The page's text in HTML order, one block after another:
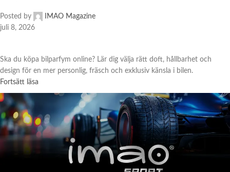
Posted by
IMAO Magazine
juli 8, 2026
Ska du köpa bilparfym online? Lär dig välja rätt doft, hållbarhet och
design för en mer personlig, fräsch och exklusiv känsla i bilen.
Fortsätt läsa